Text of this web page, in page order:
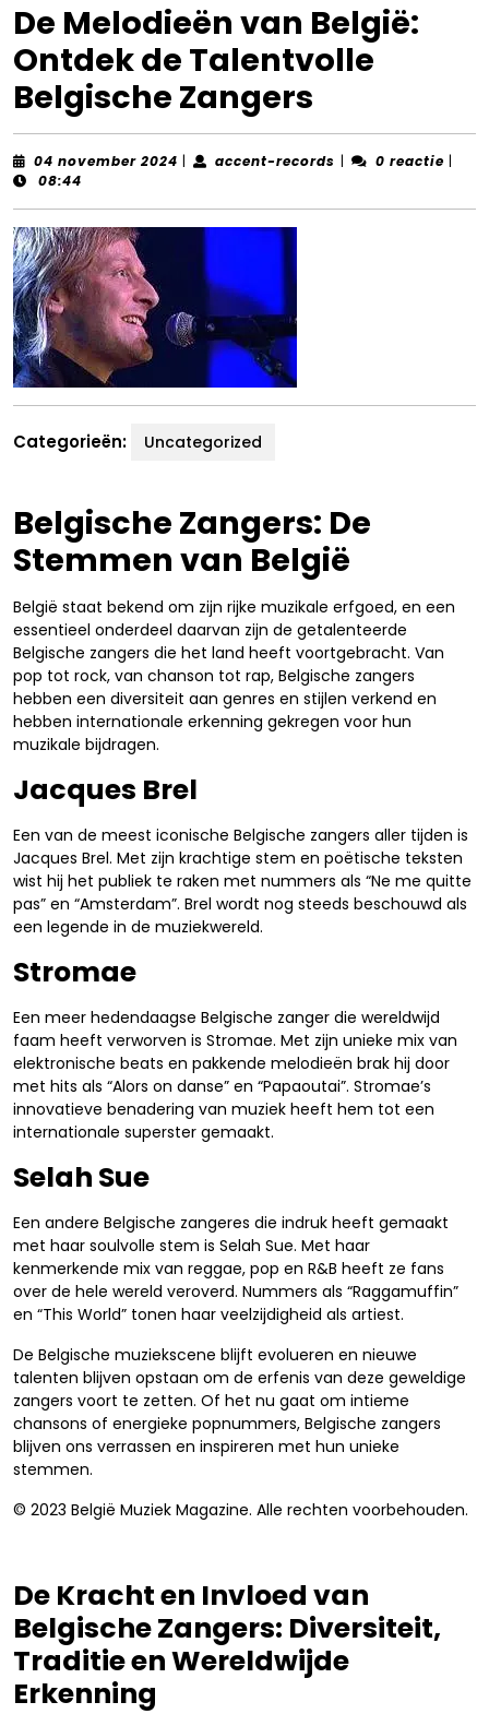
De Melodieën van België:
Ontdek de Talentvolle
Belgische Zangers
04 november 2024 04
| accent-records accent-
| 0 reactie |
08:44
Categorieën: Uncategorized
Belgische Zangers: De
Stemmen van België
België staat bekend om zijn rijke muzikale erfgoed, en een
essentieel onderdeel daarvan zijn de getalenteerde
Belgische zangers die het land heeft voortgebracht. Van
pop tot rock, van chanson tot rap, Belgische zangers
hebben een diversiteit aan genres en stijlen verkend en
hebben internationale erkenning gekregen voor hun
muzikale bijdragen.
Jacques Brel
Een van de meest iconische Belgische zangers aller tijden is
Jacques Brel. Met zijn krachtige stem en poëtische teksten
wist hij het publiek te raken met nummers als “Ne me quitte
pas” en “Amsterdam”. Brel wordt nog steeds beschouwd als
een legende in de muziekwereld.
Stromae
Een meer hedendaagse Belgische zanger die wereldwijd
faam heeft verworven is Stromae. Met zijn unieke mix van
elektronische beats en pakkende melodieën brak hij door
met hits als “Alors on danse” en “Papaoutai”. Stromae’s
innovatieve benadering van muziek heeft hem tot een
internationale superster gemaakt.
Selah Sue
Een andere Belgische zangeres die indruk heeft gemaakt
met haar soulvolle stem is Selah Sue. Met haar
kenmerkende mix van reggae, pop en R&B heeft ze fans
over de hele wereld veroverd. Nummers als “Raggamuffin”
en “This World” tonen haar veelzijdigheid als artiest.
De Belgische muziekscene blijft evolueren en nieuwe
talenten blijven opstaan om de erfenis van deze geweldige
zangers voort te zetten. Of het nu gaat om intieme
chansons of energieke popnummers, Belgische zangers
blijven ons verrassen en inspireren met hun unieke
stemmen.
© 2023 België Muziek Magazine. Alle rechten voorbehouden.
De Kracht en Invloed van
Belgische Zangers: Diversiteit,
Traditie en Wereldwijde
Erkenning